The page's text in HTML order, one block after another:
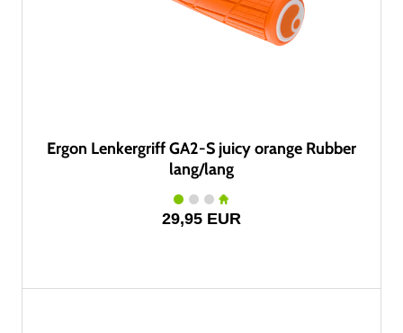
Ergon Lenkergriff GA2-S juicy orange Rubber
lang/lang
29,95 EUR